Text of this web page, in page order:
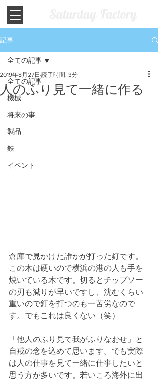
記事
全ての記事
機械
将来の事
製品
鉄
イベント
全ての記事
人のふり見て一緒に作る
2019年8月27日 読了時間: 3分
倉庫で見かけた誰かが打った釘です。
この木は硬いので横浜の港の人も手を
焼いている木です。切るとチップソー
の刃も減りが早いですし、沈むくらい
重いので釘を打つのも一苦労なので
す。でもこれは良くない（笑）
「他人のふり見て我がふりなおせ」と
自戒の念を込めて思います。でも実際
は人の仕事を見て一緒に仕事したいと
思う方が多いです。若いころ海外に出